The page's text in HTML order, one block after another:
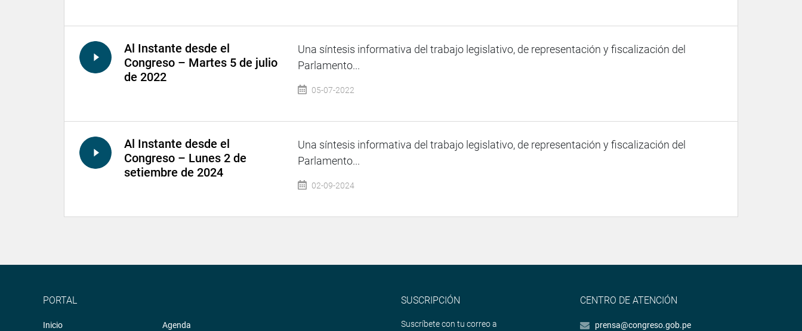
Al Instante desde el
Congreso – Martes 5 de julio
de 2022
Una síntesis informativa del trabajo legislativo, de representación y fiscalización del
Parlamento...
05-07-2022
Al Instante desde el
Congreso – Lunes 2 de
setiembre de 2024
Una síntesis informativa del trabajo legislativo, de representación y fiscalización del
Parlamento...
02-09-2024
PORTAL
Inicio
Agenda
SUSCRIPCIÓN
Suscríbete con tu correo a
CENTRO DE ATENCIÓN
prensa@congreso.gob.pe